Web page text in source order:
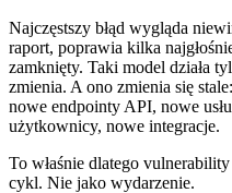
Najczęstszy błąd wygląda
raport, poprawia kilka
zamknięty. Taki model działa
zmienia. A ono zmienia się
nowe endpointy API, nowe
użytkownicy, nowe integracje.
To właśnie dlatego
cykl. Nie jako wydarzenie.